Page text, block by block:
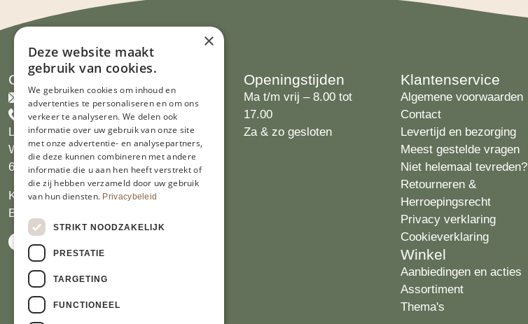
Contact
info@limburgsbakwinkeltje.nl
+31455226693
Limburgs Bakwinkeltje
Wijngaardsweg 16
6412 PJ Heerlen
KVK 14069470
BTW NL809913914.B01
Openingstijden
Ma t/m vrij – 8.00 tot
17.00
Za & zo gesloten
Klantenservice
Algemene voorwaarden
Contact
Levertijd en bezorging
Meest gestelde vragen
Niet helemaal tevreden?
Retourneren &
Herroepingsrecht
Privacy verklaring
Cookieverklaring
Winkel
Aanbiedingen en acties
Assortiment
Thema's
×
Deze website maakt
gebruik van cookies.
We gebruiken cookies om inhoud en
advertenties te personaliseren en om ons
verkeer te analyseren. We delen ook
informatie over uw gebruik van onze site
met onze advertentie- en analysepartners,
die deze kunnen combineren met andere
informatie die u aan hen heeft verstrekt of
die zij hebben verzameld door uw gebruik
van hun diensten. Privacybeleid
STRIKT NOODZAKELIJK
PRESTATIE
TARGETING
FUNCTIONEEL